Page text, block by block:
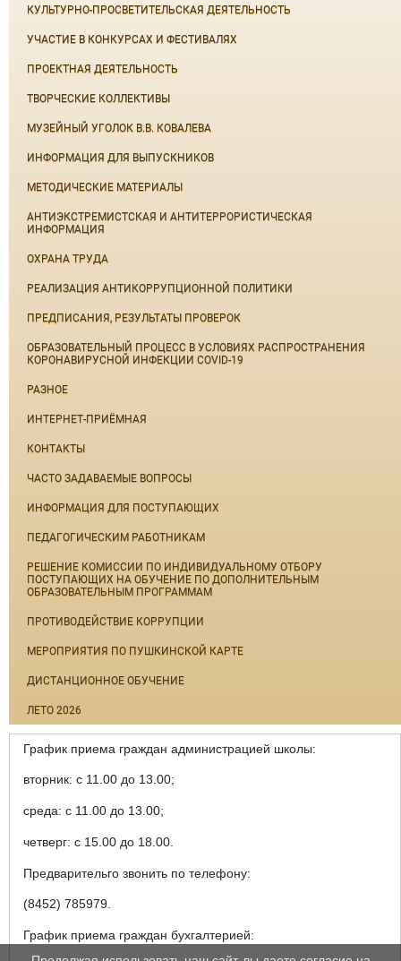
КУЛЬТУРНО-ПРОСВЕТИТЕЛЬСКАЯ ДЕЯТЕЛЬНОСТЬ
УЧАСТИЕ В КОНКУРСАХ И ФЕСТИВАЛЯХ
ПРОЕКТНАЯ ДЕЯТЕЛЬНОСТЬ
ТВОРЧЕСКИЕ КОЛЛЕКТИВЫ
МУЗЕЙНЫЙ УГОЛОК В.В. КОВАЛЕВА
ИНФОРМАЦИЯ ДЛЯ ВЫПУСКНИКОВ
МЕТОДИЧЕСКИЕ МАТЕРИАЛЫ
АНТИЭКСТРЕМИСТСКАЯ И АНТИТЕРРОРИСТИЧЕСКАЯ
ИНФОРМАЦИЯ
ОХРАНА ТРУДА
РЕАЛИЗАЦИЯ АНТИКОРРУПЦИОННОЙ ПОЛИТИКИ
ПРЕДПИСАНИЯ, РЕЗУЛЬТАТЫ ПРОВЕРОК
ОБРАЗОВАТЕЛЬНЫЙ ПРОЦЕСС В УСЛОВИЯХ РАСПРОСТРАНЕНИЯ
КОРОНАВИРУСНОЙ ИНФЕКЦИИ COVID-19
РАЗНОЕ
ИНТЕРНЕТ-ПРИЁМНАЯ
КОНТАКТЫ
ЧАСТО ЗАДАВАЕМЫЕ ВОПРОСЫ
ИНФОРМАЦИЯ ДЛЯ ПОСТУПАЮЩИХ
ПЕДАГОГИЧЕСКИМ РАБОТНИКАМ
РЕШЕНИЕ КОМИССИИ ПО ИНДИВИДУАЛЬНОМУ ОТБОРУ
ПОСТУПАЮЩИХ НА ОБУЧЕНИЕ ПО ДОПОЛНИТЕЛЬНЫМ
ОБРАЗОВАТЕЛЬНЫМ ПРОГРАММАМ
ПРОТИВОДЕЙСТВИЕ КОРРУПЦИИ
МЕРОПРИЯТИЯ ПО ПУШКИНСКОЙ КАРТЕ
ДИСТАНЦИОННОЕ ОБУЧЕНИЕ
ЛЕТО 2026
График приема граждан администрацией школы:
вторник: с 11.00 до 13.00;
среда: с 11.00 до 13.00;
четверг: с 15.00 до 18.00.
Предварительго звонить по телефону:
(8452) 785979.
График приема граждан бухгалтерией: